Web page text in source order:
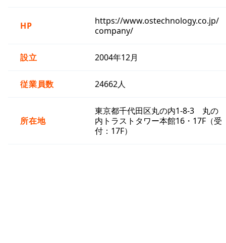
HP
https://www.ostechnology.co.jp/
company/
設立 2004年12月
従業員数 24662人
所在地
東京都千代田区丸の内1-8-3 丸の
内トラストタワー本館16・17F（受
付：17F）